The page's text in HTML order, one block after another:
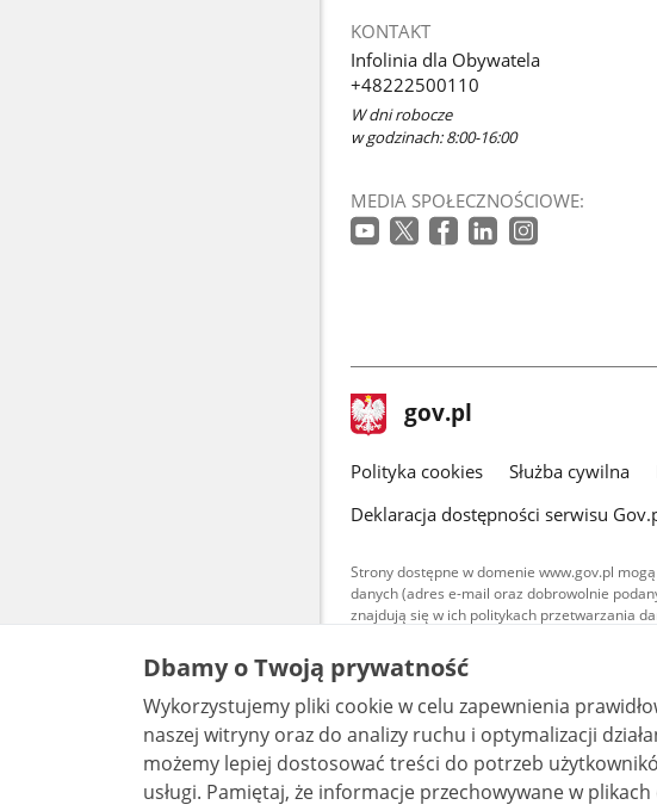
KONTAKT
Infolinia dla Obywatela
+48222500110
W dni robocze
w godzinach: 8:00-16:00
MEDIA SPOŁECZNOŚCIOWE:
stopka
gov.pl Strona
gov.pl
gov.pl
Polityka cookies Służba cywilna
Deklaracja dostępności serwisu
Strony dostępne w domenie www.gov.pl
danych (adres e-mail oraz dobrowolnie
znajdują się w ich politykach przetwarzania
Treści tekstowe publikowane w
udostępniane na licencji typu
warunkach 4.0 (CC BY-SA
są udostępniane na licencji
bez utworów zależnych 4.0 (CC
Dbamy o Twoją prywatność
Wykorzystujemy pliki cookie w celu zapewnienia
naszej witryny oraz do analizy ruchu i optymalizacji działania
możemy lepiej dostosować treści do potrzeb
usługi. Pamiętaj, że informacje przechowywane w plikach cookie mogą pozwalać na